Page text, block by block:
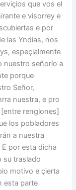
que vos el
e visorrey e
e por
las Yndias, nos
espeçialmente
nuestro señorío a
porque
Señor,
nuestra, e pro
renglones]
los pobladores
a nuestra
por esta dicha
su traslado
motivo e çierta
esta parte